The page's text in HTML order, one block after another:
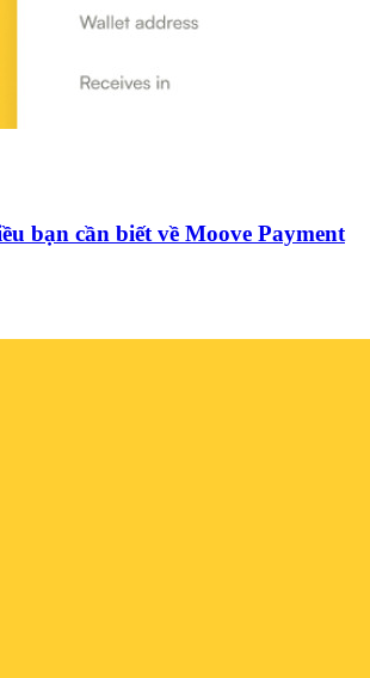
bạn cần biết về Moove Payment